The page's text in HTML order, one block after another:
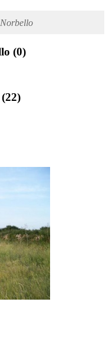
Norbello
(0)
(22)